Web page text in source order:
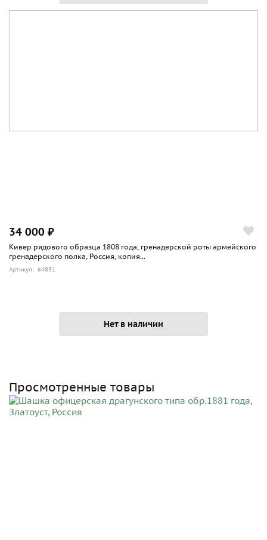
34 000 ₽
Кивер рядового образца 1808 года, гренадерской роты армейского
гренадерского полка, Россия, копия...
Артикул: 64831
Нет в наличии
Просмотренные товары